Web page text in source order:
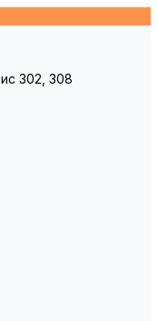
302, 308